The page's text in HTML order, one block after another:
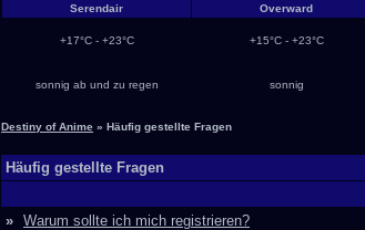
Serendair Overward
+17°C - +23°C +15°C - +23°C
sonnig ab und zu regen sonnig
Destiny of Anime » Häufig gestellte Fragen
Häufig gestellte Fragen
» Warum sollte ich mich registrieren?